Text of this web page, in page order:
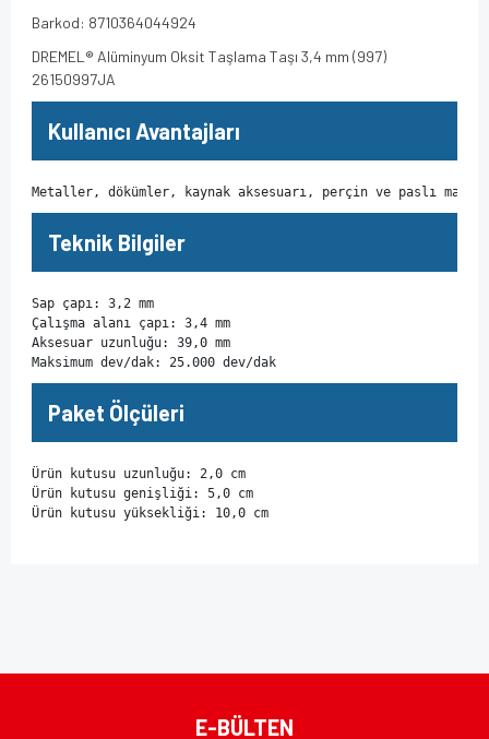
Barkod: 8710364044924
DREMEL® Alüminyum Oksit Taşlama Taşı 3,4 mm (997)
26150997JA
Kullanıcı Avantajları
Metaller, dökümler, kaynak aksesuarı, perçin ve paslı
Teknik Bilgiler
Sap çapı: 3,2 mm
Çalışma alanı çapı: 3,4 mm
Aksesuar uzunluğu: 39,0 mm
Maksimum dev/dak: 25.000 dev/dak
Paket Ölçüleri
Ürün kutusu uzunluğu: 2,0 cm
Ürün kutusu genişliği: 5,0 cm
Ürün kutusu yüksekliği: 10,0 cm
Ürün resmi kalitesiz, bozuk veya görüntülenemiyor.
E-BÜLTEN